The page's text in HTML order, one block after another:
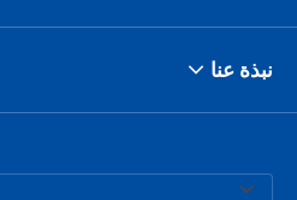
نبذة عنا